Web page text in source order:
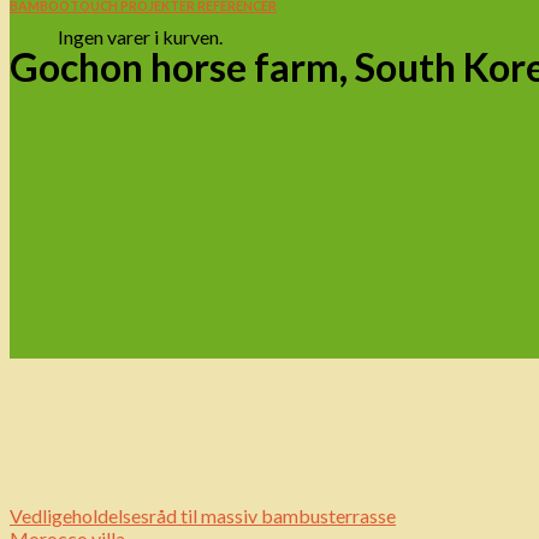
Ingen varer i kurven.
BAMBOOTOUCH PROJEKTER REFERENCER
Gochon horse farm, South
Vedligeholdelsesråd til massiv bambusterrasse